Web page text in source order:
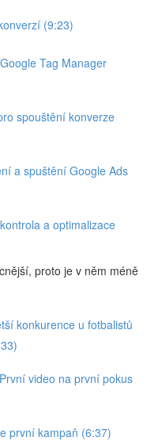
(9:23)
Tag Manager
spouštění konverze
a spuštění Google Ads
a optimalizace
proto je v něm méně
konkurence u fotbalistů
video na první pokus
první kampaň (6:37)